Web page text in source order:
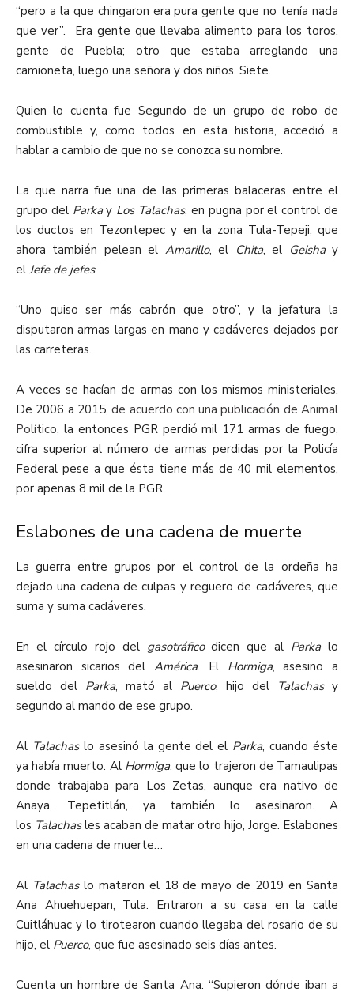
“pero a la que chingaron era pura gente que no tenía nada
que ver”. Era gente que llevaba alimento para los toros,
gente de Puebla; otro que estaba arreglando una
camioneta, luego una señora y dos niños. Siete.
Quien lo cuenta fue Segundo de un grupo de robo de
combustible y, como todos en esta historia, accedió a
hablar a cambio de que no se conozca su nombre.
La que narra fue una de las primeras balaceras entre el
grupo del Parka y Los Talachas, en pugna por el control de
los ductos en Tezontepec y en la zona Tula-Tepeji, que
ahora también pelean el Amarillo, el Chita, el Geisha y
el Jefe de jefes.
“Uno quiso ser más cabrón que otro”, y la jefatura la
disputaron armas largas en mano y cadáveres dejados por
las carreteras.
A veces se hacían de armas con los mismos ministeriales.
De 2006 a 2015, de acuerdo con una publicación de Animal
Político, la entonces PGR perdió mil 171 armas de fuego,
cifra superior al número de armas perdidas por la Policía
Federal pese a que ésta tiene más de 40 mil elementos,
por apenas 8 mil de la PGR.
Eslabones de una cadena de muerte
La guerra entre grupos por el control de la ordeña ha
dejado una cadena de culpas y reguero de cadáveres, que
suma y suma cadáveres.
En el círculo rojo del gasotráfico dicen que al Parka lo
asesinaron sicarios del América. El Hormiga, asesino a
sueldo del Parka, mató al Puerco, hijo del Talachas y
segundo al mando de ese grupo.
Al Talachas lo asesinó la gente del el Parka, cuando éste
ya había muerto. Al Hormiga, que lo trajeron de Tamaulipas
donde trabajaba para Los Zetas, aunque era nativo de
Anaya, Tepetitlán, ya también lo asesinaron. A
los Talachas les acaban de matar otro hijo, Jorge. Eslabones
en una cadena de muerte…
Al Talachas lo mataron el 18 de mayo de 2019 en Santa
Ana Ahuehuepan, Tula. Entraron a su casa en la calle
Cuitláhuac y lo tirotearon cuando llegaba del rosario de su
hijo, el Puerco, que fue asesinado seis días antes.
Cuenta un hombre de Santa Ana: “Supieron dónde iban a